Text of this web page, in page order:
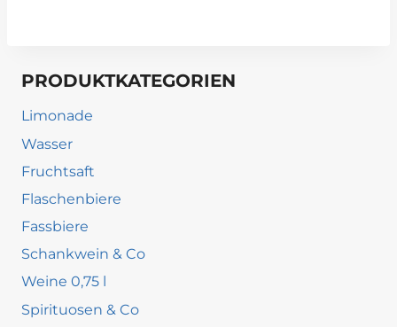
PRODUKTKATEGORIEN
Limonade
Wasser
Fruchtsaft
Flaschenbiere
Fassbiere
Schankwein & Co
Weine 0,75 l
Spirituosen & Co